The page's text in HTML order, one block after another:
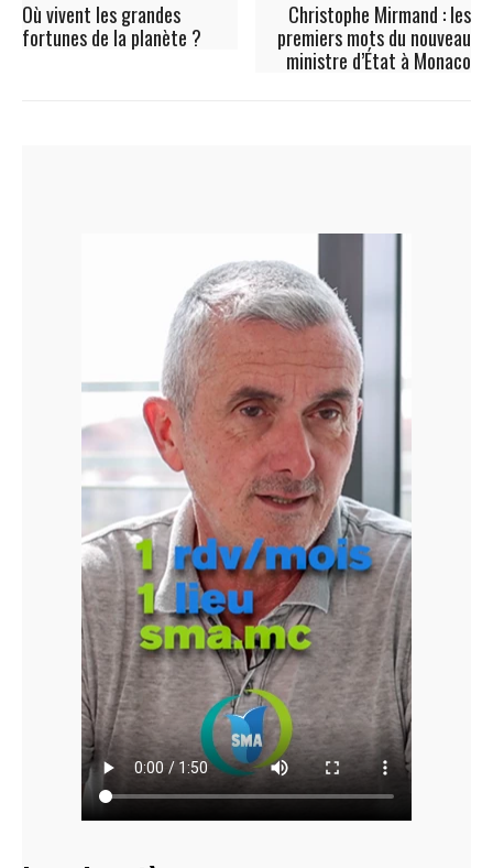
Où vivent les grandes
fortunes de la planète ?
Christophe Mirmand : les
premiers mots du nouveau
ministre d’État à Monaco